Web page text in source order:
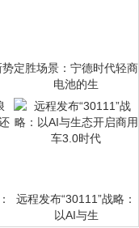
势定胜场景：宁德时代轻商
电池的生
远程发布“30111”战略：
以AI与生